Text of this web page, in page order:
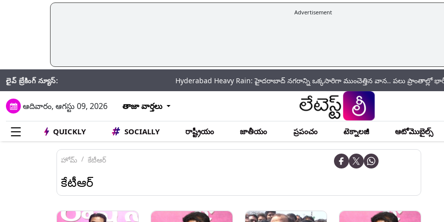
Advertisement
లైవ్ బ్రేకింగ్ న్యూస్: Hyderabad Heavy Rain: హైదరాబాద్‌ నగరాన్ని ఒక్కసారిగా ముంచెత్తిన వాన.. పలు ప్రాంతాల్లో భారీగా ట్రాఫిక్
ఆదివారం, ఆగస్టు 09, 2026 తాజా వార్తలు
QUICKLY SOCIALLY రాష్ట్రీయం జాతీయం ప్రపంచం టెక్నాలజీ ఆటోమొబైల్స్
హోమ్ కేటీఆర్
కేటీఆర్